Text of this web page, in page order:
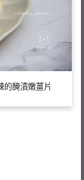
的醃漬嫩薑片